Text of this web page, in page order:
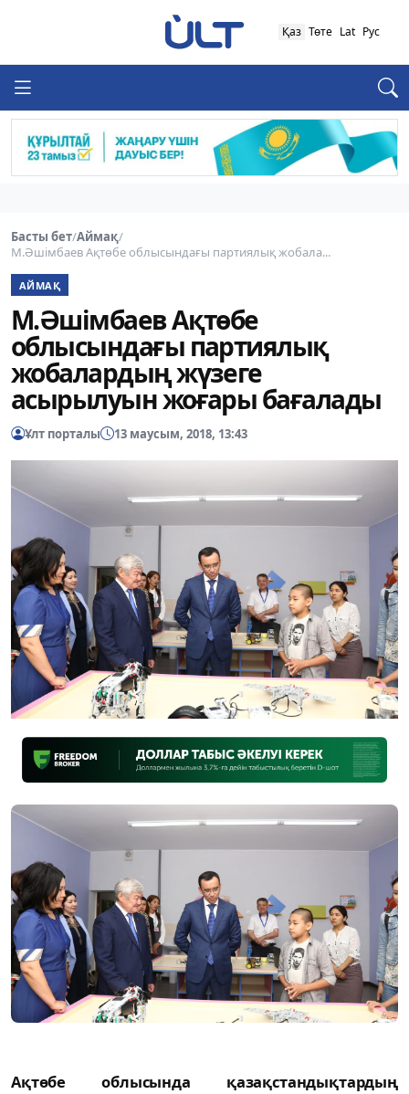
Қаз Төте Lat Рус
Басты бет/Аймақ/
М.Әшімбаев Ақтөбе облысындағы партиялық жобала...
АЙМАҚ
М.Әшімбаев Ақтөбе
облысындағы партиялық
жобалардың жүзеге
асырылуын жоғары бағалады
Ұлт порталы 13 маусым, 2018, 13:43
Ақтөбе облысында қазақстандықтардың